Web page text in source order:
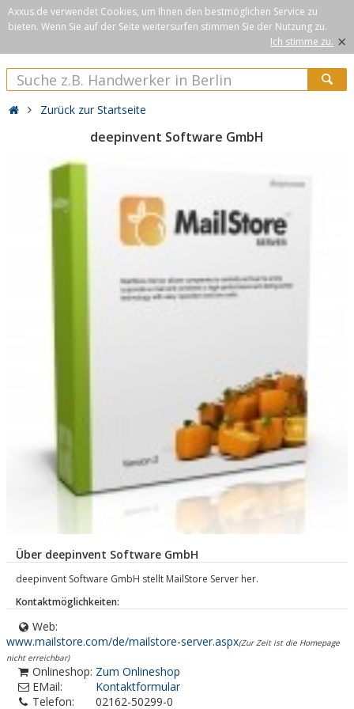
Axxus.de verwendet Cookies, um Ihnen den bestmöglichen Service zu
bieten. Wenn Sie auf der Seite weitersurfen stimmen Sie der Nutzung zu.
Ich stimme zu. ×
Zurück zur Startseite
deepinvent Software GmbH
Über deepinvent Software GmbH
deepinvent Software GmbH stellt MailStore Server her.
Kontaktmöglichkeiten:
Web:
www.mailstore.com/de/mailstore-server.aspx(Zur Zeit ist die Homepage
nicht erreichbar)
Onlineshop: Zum Onlineshop
EMail:
Kontaktformular
Telefon:
02162-50299-0